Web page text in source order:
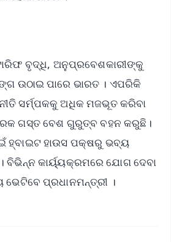
ବୃଦ୍ଧି, ଅନୁପ୍ରବେଶକାରୀଙ୍କୁ
ଉଠାଇ ପାରେ ଭାରତ । ଏପରିକି
ସର୍ମ୍ପକକୁ ଅଧିକ ମଜଭୂତ କରିବା
ଗସ୍ତ ବେଶ ଗୁରୁତ୍ବ ବହନ କରୁଛି।
ହ୍ବାଇଟ ହାଉସ ପକ୍ଷରୁ ଭବ୍ୟ
ବିଭିନ୍ନ କାର୍ୟ୍ୟକ୍ରମରେ ଯୋଗ ଦେବା
ପ୍ରଧାନମନ୍ତ୍ରୀ ।